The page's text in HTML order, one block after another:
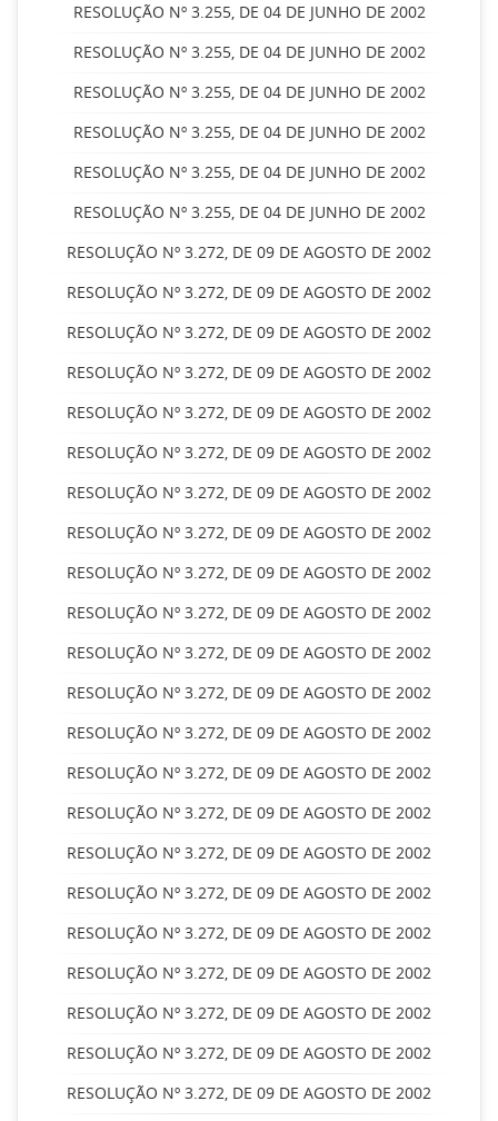
RESOLUÇÃO Nº 3.255, DE 04 DE JUNHO DE 2002
RESOLUÇÃO Nº 3.255, DE 04 DE JUNHO DE 2002
RESOLUÇÃO Nº 3.255, DE 04 DE JUNHO DE 2002
RESOLUÇÃO Nº 3.255, DE 04 DE JUNHO DE 2002
RESOLUÇÃO Nº 3.255, DE 04 DE JUNHO DE 2002
RESOLUÇÃO Nº 3.255, DE 04 DE JUNHO DE 2002
RESOLUÇÃO Nº 3.272, DE 09 DE AGOSTO DE 2002
RESOLUÇÃO Nº 3.272, DE 09 DE AGOSTO DE 2002
RESOLUÇÃO Nº 3.272, DE 09 DE AGOSTO DE 2002
RESOLUÇÃO Nº 3.272, DE 09 DE AGOSTO DE 2002
RESOLUÇÃO Nº 3.272, DE 09 DE AGOSTO DE 2002
RESOLUÇÃO Nº 3.272, DE 09 DE AGOSTO DE 2002
RESOLUÇÃO Nº 3.272, DE 09 DE AGOSTO DE 2002
RESOLUÇÃO Nº 3.272, DE 09 DE AGOSTO DE 2002
RESOLUÇÃO Nº 3.272, DE 09 DE AGOSTO DE 2002
RESOLUÇÃO Nº 3.272, DE 09 DE AGOSTO DE 2002
RESOLUÇÃO Nº 3.272, DE 09 DE AGOSTO DE 2002
RESOLUÇÃO Nº 3.272, DE 09 DE AGOSTO DE 2002
RESOLUÇÃO Nº 3.272, DE 09 DE AGOSTO DE 2002
RESOLUÇÃO Nº 3.272, DE 09 DE AGOSTO DE 2002
RESOLUÇÃO Nº 3.272, DE 09 DE AGOSTO DE 2002
RESOLUÇÃO Nº 3.272, DE 09 DE AGOSTO DE 2002
RESOLUÇÃO Nº 3.272, DE 09 DE AGOSTO DE 2002
RESOLUÇÃO Nº 3.272, DE 09 DE AGOSTO DE 2002
RESOLUÇÃO Nº 3.272, DE 09 DE AGOSTO DE 2002
RESOLUÇÃO Nº 3.272, DE 09 DE AGOSTO DE 2002
RESOLUÇÃO Nº 3.272, DE 09 DE AGOSTO DE 2002
RESOLUÇÃO Nº 3.272, DE 09 DE AGOSTO DE 2002